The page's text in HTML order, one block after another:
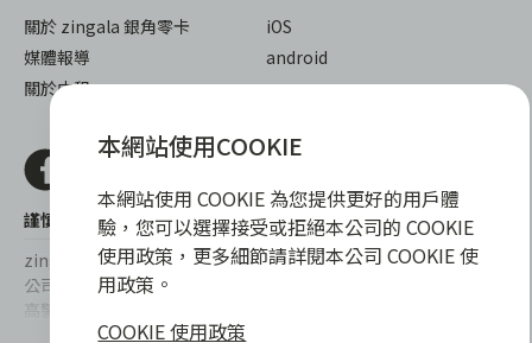
關於 zingala 銀角零卡
媒體報導
關於中租
iOS
android
謹慎衡量自身財務狀況，理性理財最安心
zingala銀角零卡/仲信資融沒有代辦公司及代辦業務，也未與代辦
公司合作，更不會要求您提供實體銀行提款卡或實體信用卡，請提
高警覺，勿受騙上當！
本網站使用COOKIE
本網站使用 COOKIE 為您提供更好的用戶體
驗，您可以選擇接受或拒絕本公司的 COOKIE
使用政策，更多細節請詳閱本公司 COOKIE 使
用政策。
COOKIE 使用政策